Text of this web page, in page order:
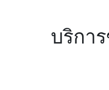
บริกา